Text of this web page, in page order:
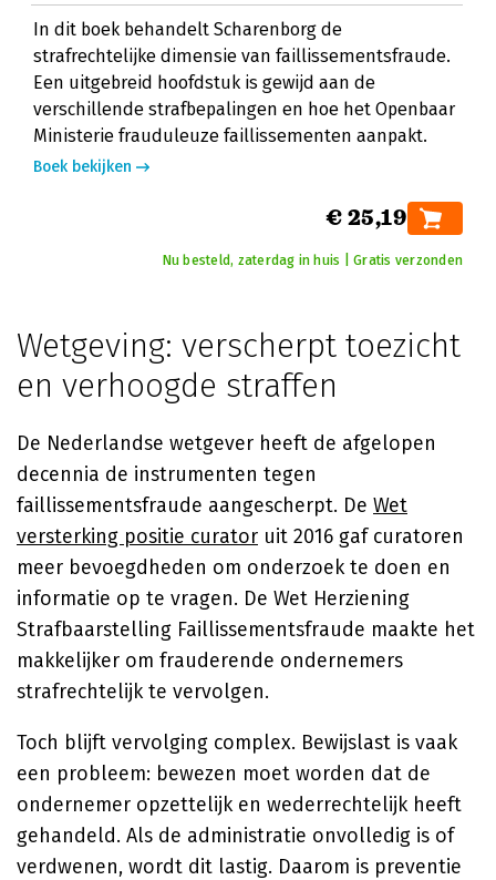
In dit boek behandelt Scharenborg de
strafrechtelijke dimensie van faillissementsfraude.
Een uitgebreid hoofdstuk is gewijd aan de
verschillende strafbepalingen en hoe het Openbaar
Ministerie frauduleuze faillissementen aanpakt.
Boek bekijken
€ 25,19
Nu besteld, zaterdag in huis | Gratis verzonden
Wetgeving: verscherpt toezicht
en verhoogde straffen
De Nederlandse wetgever heeft de afgelopen
decennia de instrumenten tegen
faillissementsfraude aangescherpt. De Wet
versterking positie curator uit 2016 gaf curatoren
meer bevoegdheden om onderzoek te doen en
informatie op te vragen. De Wet Herziening
Strafbaarstelling Faillissementsfraude maakte het
makkelijker om frauderende ondernemers
strafrechtelijk te vervolgen.
Toch blijft vervolging complex. Bewijslast is vaak
een probleem: bewezen moet worden dat de
ondernemer opzettelijk en wederrechtelijk heeft
gehandeld. Als de administratie onvolledig is of
verdwenen, wordt dit lastig. Daarom is preventie